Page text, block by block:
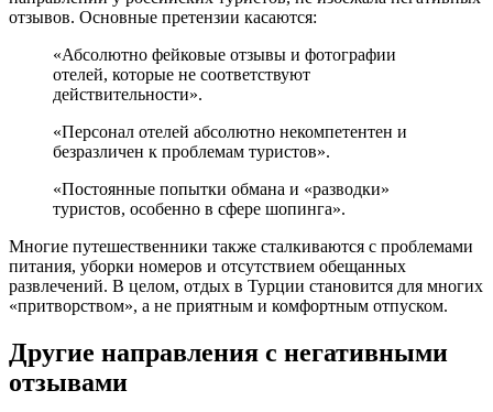
отзывов. Основные претензии касаются:
«Абсолютно фейковые отзывы и фотографии
отелей, которые не соответствуют
действительности».
«Персонал отелей абсолютно некомпетентен и
безразличен к проблемам туристов».
«Постоянные попытки обмана и «разводки»
туристов, особенно в сфере шопинга».
Многие путешественники также сталкиваются с проблемами
питания, уборки номеров и отсутствием обещанных
развлечений. В целом, отдых в Турции становится для многих
«притворством», а не приятным и комфортным отпуском.
Другие направления с негативными
отзывами